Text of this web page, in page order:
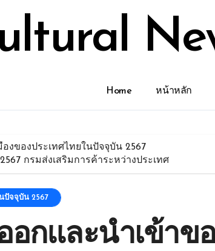
Home หน้าหลัก
งของประเทศไทยในปัจจุบัน 2567
กรมส่งเสริมการค้าระหว่างประเทศ
ปัจจุบัน 2567
กและนำเข้าข